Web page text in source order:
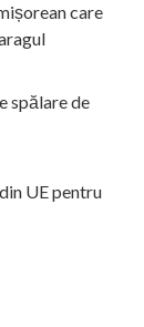
care
spălare de
UE pentru